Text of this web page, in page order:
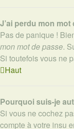
J’ai perdu mon mot
Pas de panique !
mon mot de passe.
Si toutefois vous ne
Haut
Pourquoi suis-je
Si vous ne cochez
compte à votre insu